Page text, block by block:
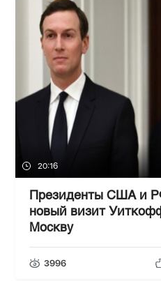
20:16
Президенты США и
новый визит
Москву
3996